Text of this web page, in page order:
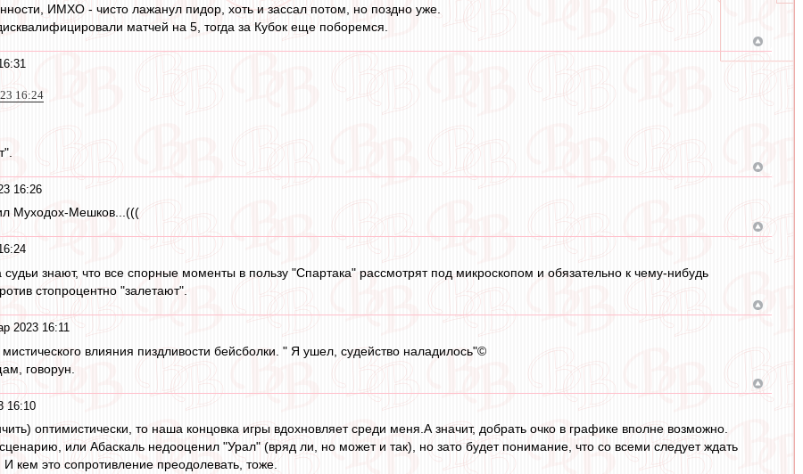
ИМХО - чисто лажанул пидор, хоть и зассал потом, но поздно уже.
матчей на 5, тогда за Кубок еще поборемся.
16:24
16:26
Муходох-Мешков...(((
судьи знают, что все спорные моменты в пользу "Спартака" рассмотрят под микроскопом и обязательно к чему-нибудь
стопроцентно "залетают".
2023 16:11
влияния пиздливости бейсболки. " Я ушел, судейство наладилось"©
говорун.
16:10
оптимистически, то наша концовка игры вдохновляет среди меня.А значит, добрать очко в графике вполне возможно.
или Абаскаль недооценил "Урал" (вряд ли, но может и так), но зато будет понимание, что со всеми следует ждать
кем это сопротивление преодолевать, тоже.